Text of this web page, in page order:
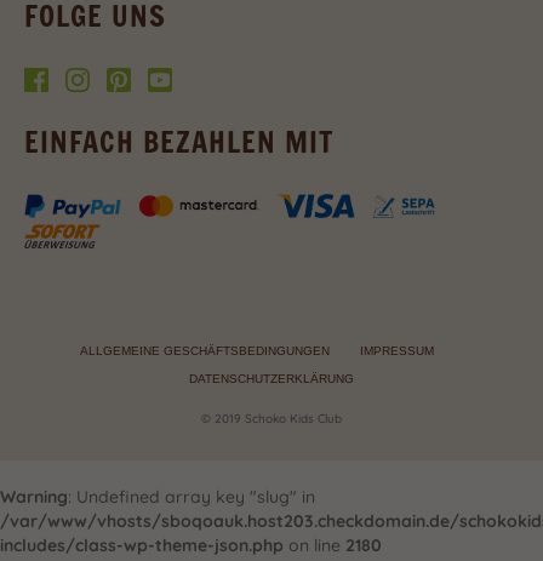
FOLGE UNS
EINFACH BEZAHLEN MIT
ALLGEMEINE GESCHÄFTSBEDINGUNGEN IMPRESSUM
DATENSCHUTZERKLÄRUNG
© 2019 Schoko Kids Club
Warning: Undefined array key "slug" in
/var/www/vhosts/sboqoauk.host203.checkdomain.de/
includes/class-wp-theme-json.php on line 2180